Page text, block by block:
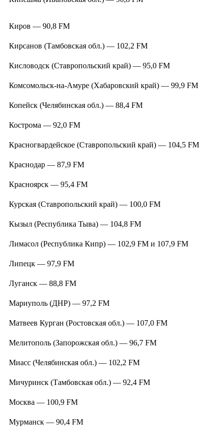
Киров — 90,8 FM
Кирсанов (Тамбовская обл.) — 102,2 FM
Кисловодск (Ставропольский край) — 95,0 FM
Комсомольск-на-Амуре (Хабаровский край) — 99,9 FM
Копейск (Челябинская обл.) — 88,4 FM
Кострома — 92,0 FM
Красногвардейское (Ставропольский край) — 104,5 FM
Краснодар — 87,9 FM
Красноярск — 95,4 FM
Курская (Ставропольский край) — 100,0 FM
Кызыл (Республика Тыва) — 104,8 FM
Лимасол (Республика Кипр) — 102,9 FM и 107,9 FM
Липецк — 97,9 FM
Луганск — 88,8 FM
Мариуполь (ДНР) — 97,2 FM
Матвеев Курган (Ростовская обл.) — 107,0 FM
Мелитополь (Запорожская обл.) — 96,7 FM
Миасс (Челябинская обл.) — 102,2 FM
Мичуринск (Тамбовская обл.) — 92,4 FM
Москва — 100,9 FM
Мурманск — 90,4 FM